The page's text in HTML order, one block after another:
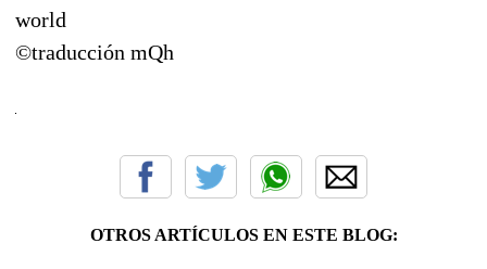
world
©traducción mQh
OTROS ARTÍCULOS EN ESTE BLOG: